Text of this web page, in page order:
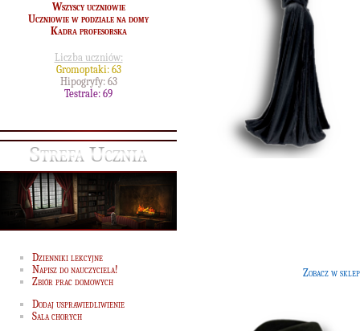
Wszyscy uczniowie
Uczniowie w podziale na domy
Kadra profesorska
Liczba uczniów:
Gromoptaki: 63
Hipogryfy: 63
Testrale: 69
Strefa Ucznia
Dzienniki lekcyjne
Napisz do nauczyciela!
Zbiór prac domowych
Dodaj usprawiedliwienie
Sala chorych
Zobacz w